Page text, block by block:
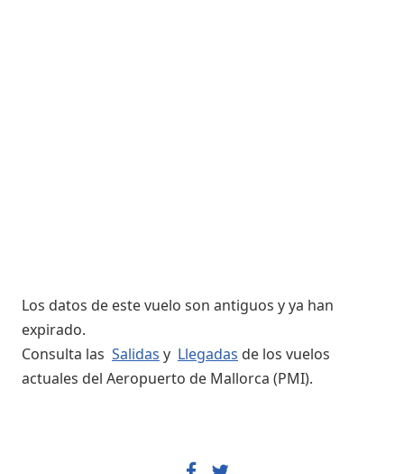
Los datos de este vuelo son antiguos y ya han
expirado.
Consulta las Salidas y Llegadas de los vuelos
actuales del Aeropuerto de Mallorca (PMI).